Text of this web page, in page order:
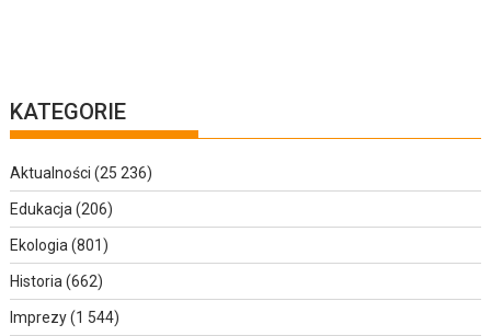
KATEGORIE
Aktualności (25 236)
Edukacja (206)
Ekologia (801)
Historia (662)
Imprezy(1 544)